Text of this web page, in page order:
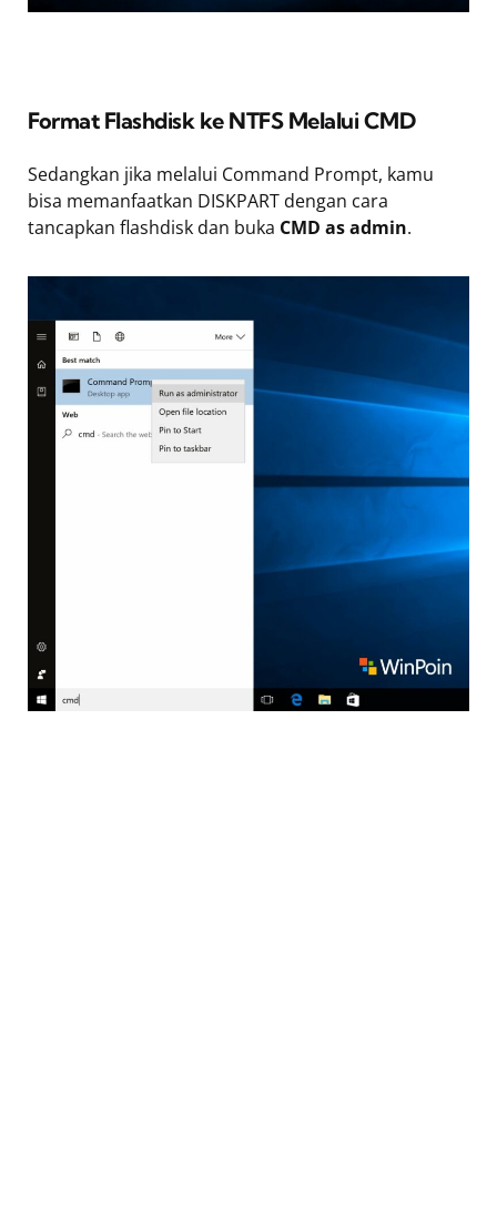
Format Flashdisk ke NTFS Melalui CMD
Sedangkan jika melalui Command Prompt, kamu
bisa memanfaatkan DISKPART dengan cara
tancapkan flashdisk dan buka CMD as admin.